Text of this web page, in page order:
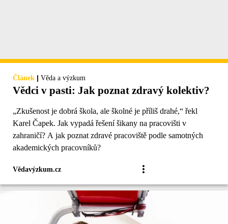
Článek | Věda a výzkum
Vědci v pasti: Jak poznat zdravý kolektiv?
„Zkušenost je dobrá škola, ale školné je příliš drahé,“ řekl
Karel Čapek. Jak vypadá řešení šikany na pracovišti v
zahraničí? A jak poznat zdravé pracoviště podle samotných
akademických pracovníků?
Vědavýzkum.cz